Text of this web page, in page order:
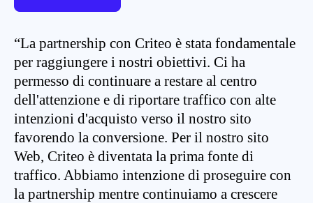
“La partnership con Criteo è stata fondamentale
per raggiungere i nostri obiettivi. Ci ha
permesso di continuare a restare al centro
dell'attenzione e di riportare traffico con alte
intenzioni d'acquisto verso il nostro sito
favorendo la conversione. Per il nostro sito
Web, Criteo è diventata la prima fonte di
traffico. Abbiamo intenzione di proseguire con
la partnership mentre continuiamo a crescere